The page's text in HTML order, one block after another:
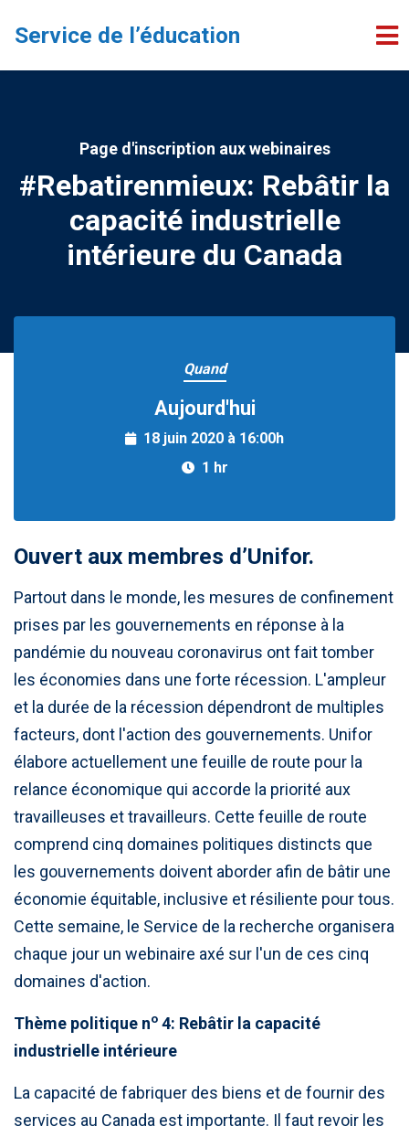
Passer au contenu principal
Service de l’éducation
Page d'inscription aux webinaires
#Rebatirenmieux: Rebâtir la
capacité industrielle
intérieure du Canada
Quand
Aujourd'hui
18 juin 2020 à 16:00h
1 hr
Ouvert aux membres d’Unifor.
Partout dans le monde, les mesures de confinement
prises par les gouvernements en réponse à la
pandémie du nouveau coronavirus ont fait tomber
les économies dans une forte récession. L'ampleur
et la durée de la récession dépendront de multiples
facteurs, dont l'action des gouvernements. Unifor
élabore actuellement une feuille de route pour la
relance économique qui accorde la priorité aux
travailleuses et travailleurs. Cette feuille de route
comprend cinq domaines politiques distincts que
les gouvernements doivent aborder afin de bâtir une
économie équitable, inclusive et résiliente pour tous.
Cette semaine, le Service de la recherche organisera
chaque jour un webinaire axé sur l'un de ces cinq
domaines d'action.
Thème politique no 4: Rebâtir la capacité
industrielle intérieure
La capacité de fabriquer des biens et de fournir des
services au Canada est importante. Il faut revoir les